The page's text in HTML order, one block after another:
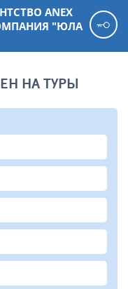
АNEX
"ЮЛА
НА ТУРЫ